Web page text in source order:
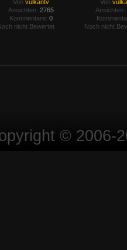
Von vulkantv
Ansichten: 2765
Kommentare: 0
nicht Bewertet
Von
Ansichten:
Noch nicht
© 2006-